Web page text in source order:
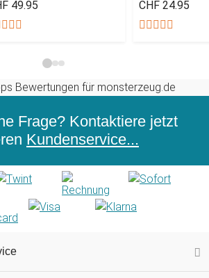
49.95 CHF 24.95
Frage? Kontaktiere jetzt
Kundenservice...